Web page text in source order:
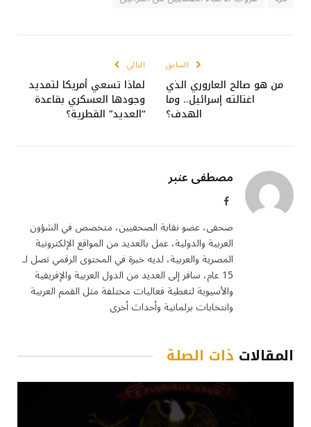
السابق
من هو صالح العاروري الذي
اغتالته إسرائيل.. وما
الهدف؟
التالي
لماذا تسعي أمريكا لتمديد
وجودها العسكري بقاعدة
“العديد” القطرية؟
مصطفى عنبر
فيسبوك
صحفى، عضو نقابة الصحفيين، متخصص في الشؤون
العربية والدولية، عمل بالعديد من المواقع الإلكترونية
المصرية والعربية، لديه خبرة في المحتوى الرقمي تصل لـ
15 عام، سافر إلى العديد من الدول العربية والإفريقية
والأسيوية لتغطية فعاليات مختلفة مثل القمم العربية
وانتخابات برلمانية وأحداث أخرى
المقالات ذات الصلة